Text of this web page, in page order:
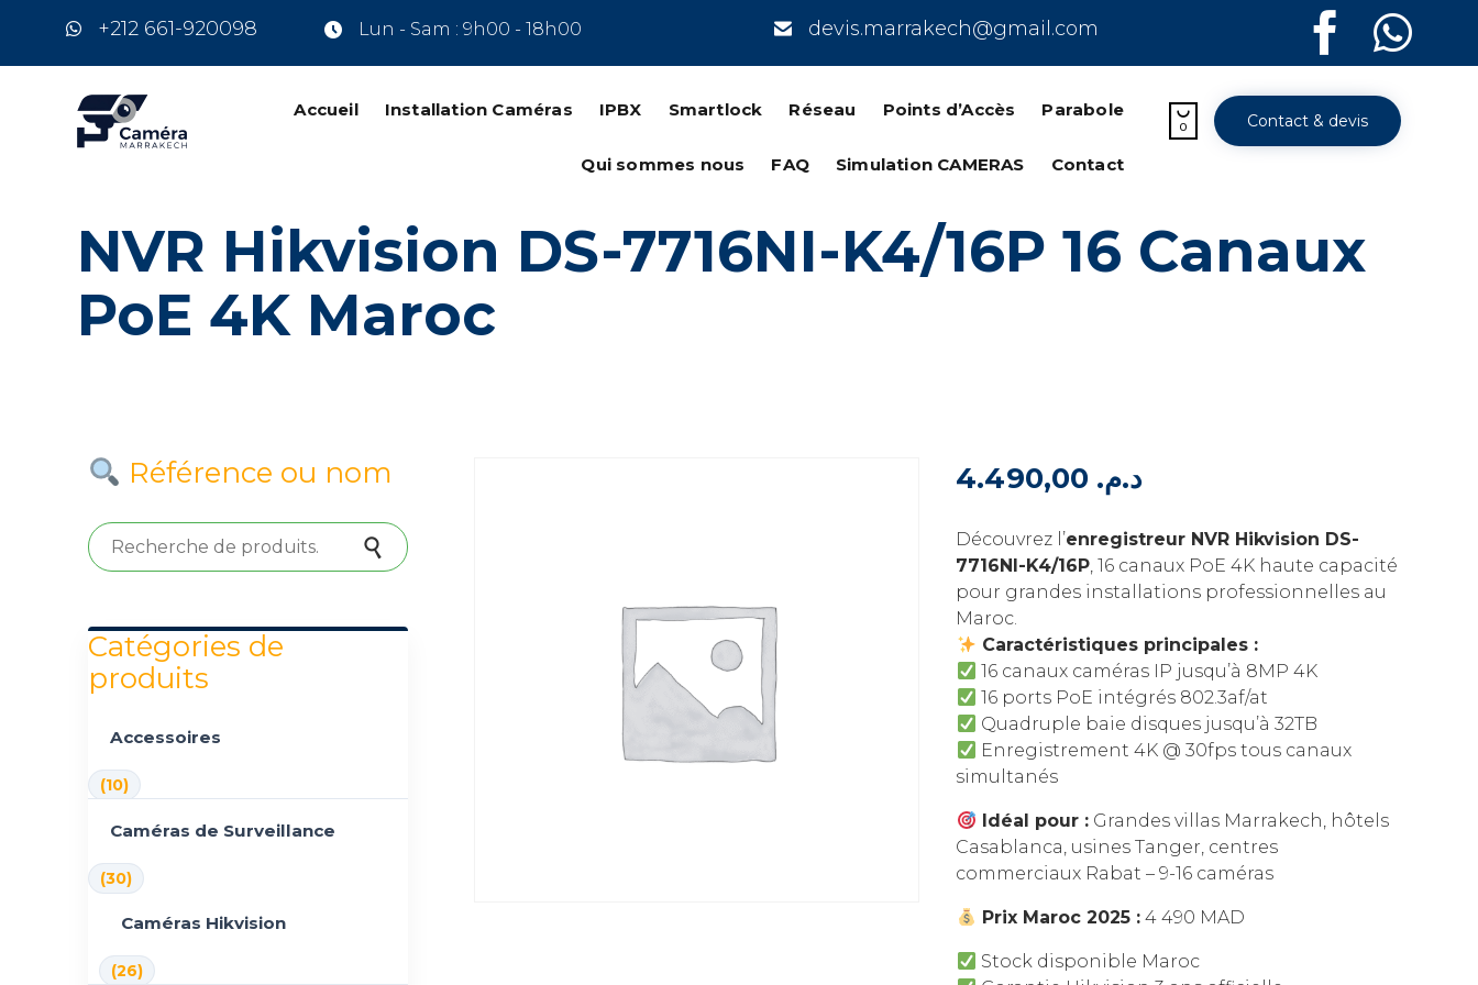
+212 661-920098 Lun - Sam : 9h00 - 18h00 devis.marrakech@gmail.com
content
Accueil Installation Caméras IPBX Smartlock Réseau Points d’Accès Parabole
Qui sommes nous FAQ Simulation CAMERAS Contact

0 Contact & devis
NVR Hikvision DS-7716NI-K4/16P 16 Canaux
PoE 4K Maroc
د.م.
Découvrez l’enregistreur NVR Hikvision DS-
7716NI-K4/16P, 16 canaux PoE 4K haute capacité
pour grandes installations professionnelles au
Maroc.
Caractéristiques principales :
16 canaux caméras IP jusqu’à 8MP 4K
16 ports PoE intégrés 802.3af/at
Quadruple baie disques jusqu’à 32TB
Enregistrement 4K @ 30fps tous canaux
simultanés
Idéal pour :Grandes villas Marrakech, hôtels
Casablanca, usines Tanger, centres
commerciaux Rabat – 9-16 caméras
Prix Maroc 2025 :4 490 MAD
Stock disponible Maroc
Référence ou nom
Recherche pour :
Recherche
Catégories de
produits
Accessoires
(10)
Caméras de Surveillance
(30)
Caméras Hikvision
(26)